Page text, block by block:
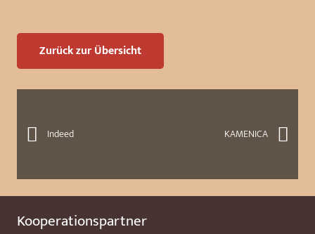
Zurück zur Übersicht
Indeed KAMENICA
Kooperationspartner